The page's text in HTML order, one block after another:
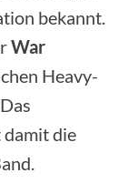
bekannt.
War
Heavy-
die